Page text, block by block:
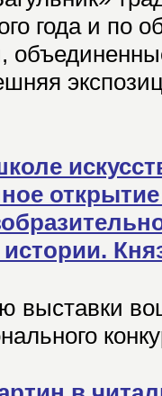
года и по
выставки